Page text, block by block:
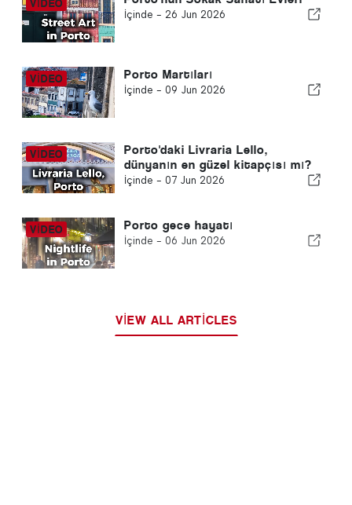
İçinde - 26 Jun 2026
Porto Martıları
İçinde - 09 Jun 2026
Porto'daki Livraria Lello,
dünyanın en güzel kitapçısı mı?
İçinde - 07 Jun 2026
Porto gece hayatı
İçinde - 06 Jun 2026
VIEW ALL ARTICLES